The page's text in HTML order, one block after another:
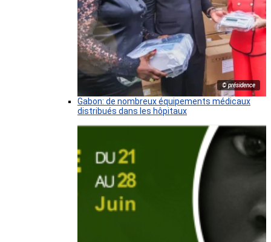
© présidence
Gabon: de nombreux équipements médicaux
distribués dans les hôpitaux